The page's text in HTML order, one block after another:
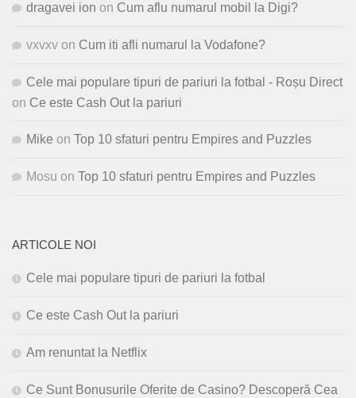
dragavei ion on Cum aflu numarul mobil la Digi?
vxvxv on Cum iti afli numarul la Vodafone?
Cele mai populare tipuri de pariuri la fotbal - Roșu Direct
on Ce este Cash Out la pariuri
Mike on Top 10 sfaturi pentru Empires and Puzzles
Mosu on Top 10 sfaturi pentru Empires and Puzzles
ARTICOLE NOI
Cele mai populare tipuri de pariuri la fotbal
Ce este Cash Out la pariuri
Am renuntat la Netflix
Ce Sunt Bonusurile Oferite de Casino? Descoperă Cea